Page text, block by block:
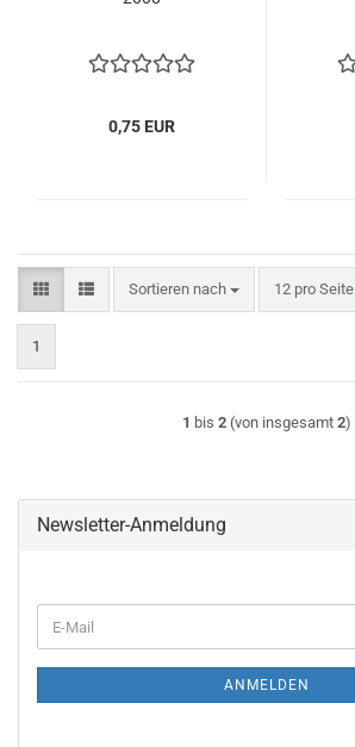
0,75 EUR
Sortieren nach
Sortieren nach 12 pro Seite
pro Seite
1
1 bis 2 (von insgesamt 2)
Newsletter-Anmeldung
ZUR
E-
Mail
ANMELDEN